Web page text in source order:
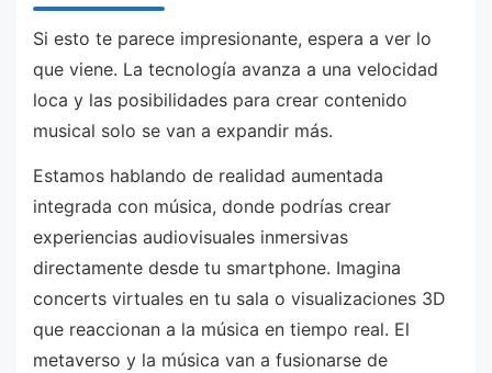
Si esto te parece impresionante, espera a ver lo
que viene. La tecnología avanza a una velocidad
loca y las posibilidades para crear contenido
musical solo se van a expandir más.
Estamos hablando de realidad aumentada
integrada con música, donde podrías crear
experiencias audiovisuales inmersivas
directamente desde tu smartphone. Imagina
concerts virtuales en tu sala o visualizaciones 3D
que reaccionan a la música en tiempo real. El
metaverso y la música van a fusionarse de